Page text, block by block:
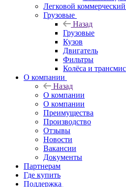
Легковой
Грузовые
Назад
Грузовые
Кузов
Двигатель
Фильтры
Колёса и
О компании
Назад
О компании
О компании
Преимущества
Производство
Отзывы
Новости
Вакансии
Документы
Партнерам
Где купить
Поддержка